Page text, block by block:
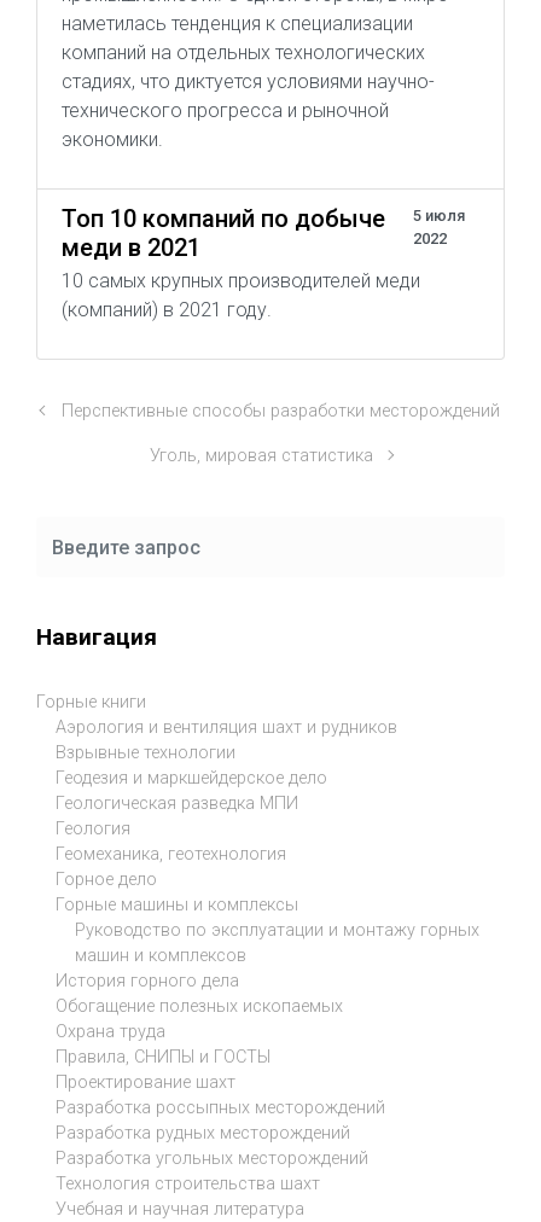
наметилась тенденция к специализации
компаний на отдельных технологических
стадиях, что диктуется условиями научно-
технического прогресса и рыночной
экономики.
Топ 10 компаний по добыче
меди в 2021
5 июля
2022
10 самых крупных производителей меди
(компаний) в 2021 году.
Перспективные способы разработки месторождений
Уголь, мировая статистика
Навигация
Горные книги
Аэрология и вентиляция шахт и рудников
Взрывные технологии
Геодезия и маркшейдерское дело
Геологическая разведка МПИ
Геология
Геомеханика, геотехнология
Горное дело
Горные машины и комплексы
Руководство по эксплуатации и монтажу горных
машин и комплексов
История горного дела
Обогащение полезных ископаемых
Охрана труда
Правила, СНИПЫ и ГОСТЫ
Проектирование шахт
Разработка россыпных месторождений
Разработка рудных месторождений
Разработка угольных месторождений
Технология строительства шахт
Учебная и научная литература